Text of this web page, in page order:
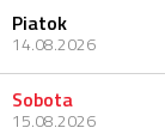
Piatok
14.08.2026
Sobota
15.08.2026